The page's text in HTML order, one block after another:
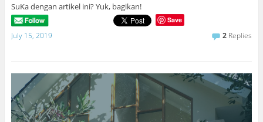
SuKa dengan artikel ini? Yuk, bagikan!
Save
July 15, 2019 2 Replies